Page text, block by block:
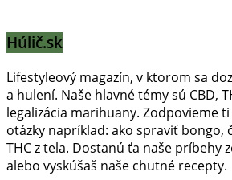
Húlič.sk
Lifestyleový magazín, v ktorom sa
a hulení. Naše hlavné témy sú CBD,
legalizácia marihuany. Zodpovieme
otázky napríklad: ako spraviť bongo,
THC z tela. Dostanú ťa naše príbehy
alebo vyskúšaš naše chutné recepty.